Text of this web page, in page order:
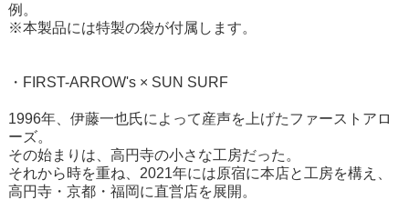
例。
※本製品には特製の袋が付属します。
・FIRST-ARROW's × SUN SURF
1996年、伊藤一也氏によって産声を上げたファーストアロ
ーズ。
その始まりは、高円寺の小さな工房だった。
それから時を重ね、2021年には原宿に本店と工房を構え、
高円寺・京都・福岡に直営店を展開。